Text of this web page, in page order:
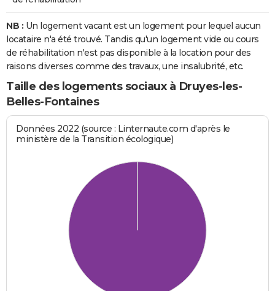
NB : Un logement vacant est un logement pour lequel aucun
locataire n'a été trouvé. Tandis qu'un logement vide ou cours
de réhabilitation n'est pas disponible à la location pour des
raisons diverses comme des travaux, une insalubrité, etc.
Taille des logements sociaux à Druyes-les-
Belles-Fontaines
Données 2022 (source : Linternaute.com d'après le
ministère de la Transition écologique)